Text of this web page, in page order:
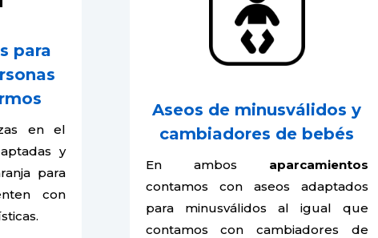
para
en el
y
para
con
Aseos de minusválidos y
cambiadores de bebés
En ambos aparcamientos
contamos con aseos adaptados
para minusválidos al igual que
contamos con cambiadores de